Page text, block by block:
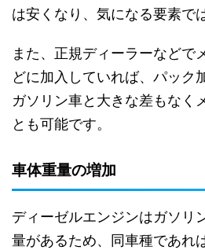
は安くなり、気になる要素で
また、正規ディーラーなどで
どに加入していれば、パック
ガソリン車と大きな差もなく
とも可能です。
車体重量の増加
ディーゼルエンジンはガソリ
量があるため、同車種であれ